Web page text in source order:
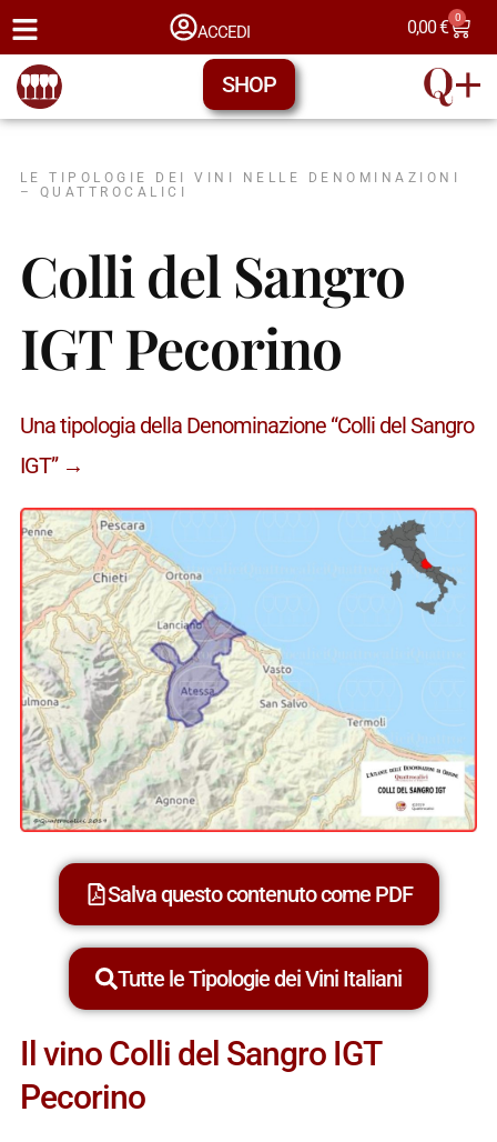
ACCEDI 0,00€ 0
SHOP
LE TIPOLOGIE DEI VINI NELLE DENOMINAZIONI
– QUATTROCALICI
Colli del Sangro
IGT Pecorino
Una tipologia della Denominazione “Colli del Sangro
IGT” →
Salva questo contenuto come PDF
Tutte le Tipologie dei Vini Italiani
Il vino Colli del Sangro IGT
Pecorino